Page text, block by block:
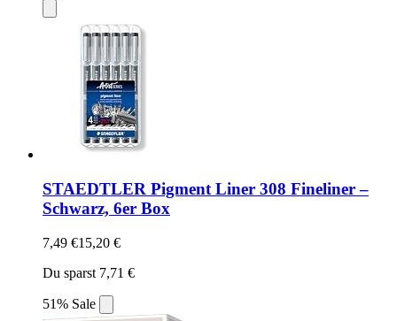
STAEDTLER Pigment Liner 308 Fineliner –
Schwarz, 6er Box
7,49 €15,20 €
Du sparst 7,71 €
51% Sale